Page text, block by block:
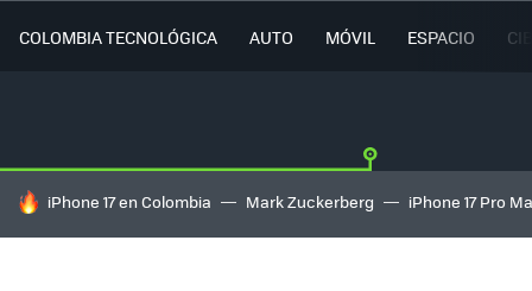
COLOMBIA TECNOLÓGICA AUTO MÓVIL ESPACIO
HOY SE HABLA DE
iPhone 17 en Colombia Mark Zuckerberg iPhone 17 Pro